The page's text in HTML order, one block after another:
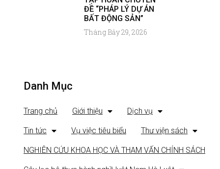
ĐỀ “PHÁP LÝ DỰ ÁN
BẤT ĐỘNG SẢN”
Tháng Bảy 29, 2026
Danh Mục
Trang chủ Giới thiệu Dịch vụ
Tin tức Vụ việc tiêu biểu Thư viện sách
NGHIÊN CỨU KHOA HỌC VÀ THAM VẤN CHÍNH SÁCH